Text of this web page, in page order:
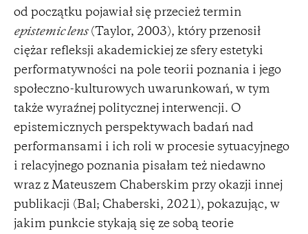
od początku pojawiał się przecież termin
epistemic lens(Taylor, 2003), który przenosił
ciężar refleksji akademickiej ze sfery estetyki
performatywności na pole teorii poznania i jego
społeczno-kulturowych uwarunkowań, w tym
także wyraźnej politycznej interwencji. O
epistemicznych perspektywach badań nad
performansami i ich roli w procesie sytuacyjnego
i relacyjnego poznania pisałam też niedawno
wraz z Mateuszem Chaberskim przy okazji innej
publikacji (Bal; Chaberski, 2021), pokazując, w
jakim punkcie stykają się ze sobą teorie